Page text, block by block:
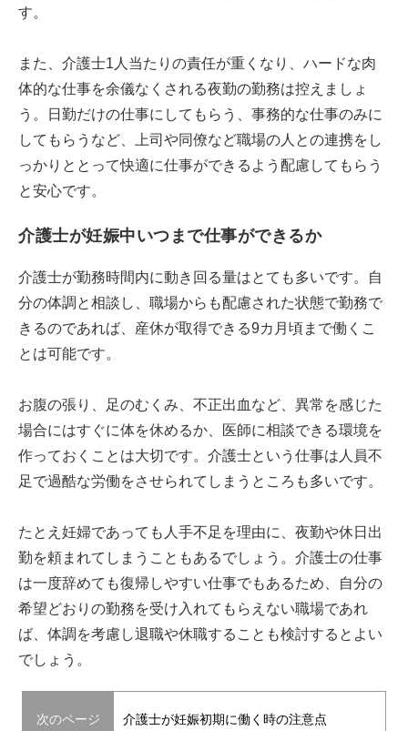
す。
また、介護士1人当たりの責任が重くなり、ハードな肉
体的な仕事を余儀なくされる夜勤の勤務は控えましょ
う。日勤だけの仕事にしてもらう、事務的な仕事のみに
してもらうなど、上司や同僚など職場の人との連携をし
っかりととって快適に仕事ができるよう配慮してもらう
と安心です。
介護士が妊娠中いつまで仕事ができるか
介護士が勤務時間内に動き回る量はとても多いです。自
分の体調と相談し、職場からも配慮された状態で勤務で
きるのであれば、産休が取得できる9カ月頃まで働くこ
とは可能です。
お腹の張り、足のむくみ、不正出血など、異常を感じた
場合にはすぐに体を休めるか、医師に相談できる環境を
作っておくことは大切です。介護士という仕事は人員不
足で過酷な労働をさせられてしまうところも多いです。
たとえ妊婦であっても人手不足を理由に、夜勤や休日出
勤を頼まれてしまうこともあるでしょう。介護士の仕事
は一度辞めても復帰しやすい仕事でもあるため、自分の
希望どおりの勤務を受け入れてもらえない職場であれ
ば、体調を考慮し退職や休職することも検討するとよい
でしょう。
次のページ 介護士が妊娠初期に働く時の注意点